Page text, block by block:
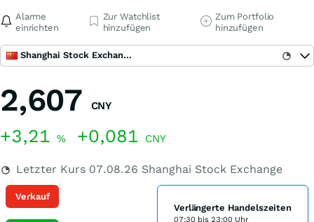
Alarme
einrichten
Zur Watchlist
hinzufügen
Zum Portfolio
hinzufügen
Shanghai Stock Exchange
2,607 CNY
+3,21 % +0,081 CNY
Letzter Kurs 07.08.26 Shanghai Stock Exchange
Verkauf
Verlängerte Handelszeiten
07:30 bis 23:00 Uhr